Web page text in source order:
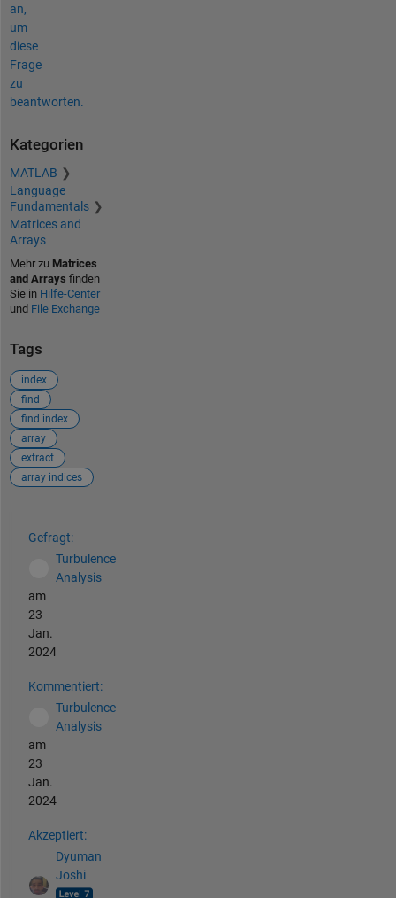
an,
um
diese
Frage
zu
beantworten.
Kategorien
MATLAB
Language
Fundamentals
Matrices and
Arrays
Mehr zu Matrices
and Arrays finden
Sie in Hilfe-Center
und File Exchange
Tags
index
find
find index
array
extract
array indices
Gefragt:
Turbulence
Analysis
am
23
Jan.
2024
Kommentiert:
Turbulence
Analysis
am
23
Jan.
2024
Akzeptiert:
Dyuman
Joshi